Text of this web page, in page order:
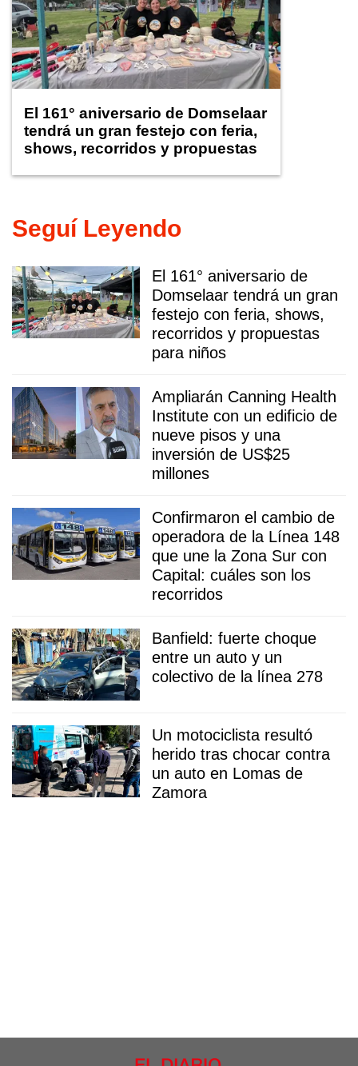
El 161° aniversario de Domselaar
tendrá un gran festejo con feria,
shows, recorridos y propuestas
Seguí Leyendo
El 161° aniversario de
Domselaar tendrá un gran
festejo con feria, shows,
recorridos y propuestas
para niños
Ampliarán Canning Health
Institute con un edificio de
nueve pisos y una
inversión de US$25
millones
Confirmaron el cambio de
operadora de la Línea 148
que une la Zona Sur con
Capital: cuáles son los
recorridos
Banfield: fuerte choque
entre un auto y un
colectivo de la línea 278
Un motociclista resultó
herido tras chocar contra
un auto en Lomas de
Zamora